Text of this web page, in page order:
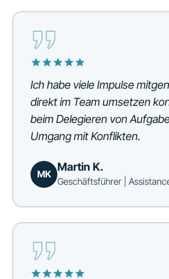
Ich habe viele Impulse
direkt im Team umsetzen
beim Delegieren von
Umgang mit Konflikten.
MK
Martin K.
Geschäftsführer |